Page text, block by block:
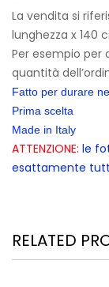
La vendita si
lunghezza x 140
Per esempio
quantità
Fatto per durare
Prima scelta
Made in Italy
ATTENZIONE: le
esattamente
RELATED